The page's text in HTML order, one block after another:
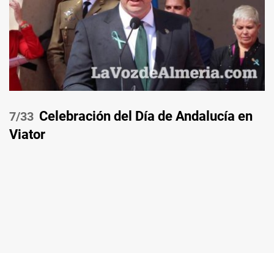
/33 Celebración del Día de Andalucía en
Viator